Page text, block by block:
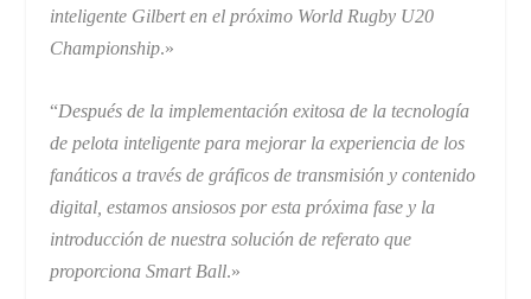
inteligente Gilbert en el próximo World Rugby U20
Championship.»
“Después de la implementación exitosa de la tecnología
de pelota inteligente para mejorar la experiencia de los
fanáticos a través de gráficos de transmisión y contenido
digital, estamos ansiosos por esta próxima fase y la
introducción de nuestra solución de referato que
proporciona Smart Ball.»